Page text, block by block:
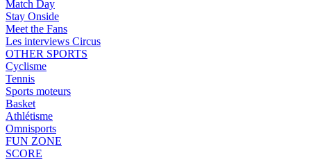
Match Day
Stay Onside
Meet the Fans
Les interviews Circus
OTHER SPORTS
Cyclisme
Tennis
Sports moteurs
Basket
Athlétisme
Omnisports
FUN ZONE
SCORE